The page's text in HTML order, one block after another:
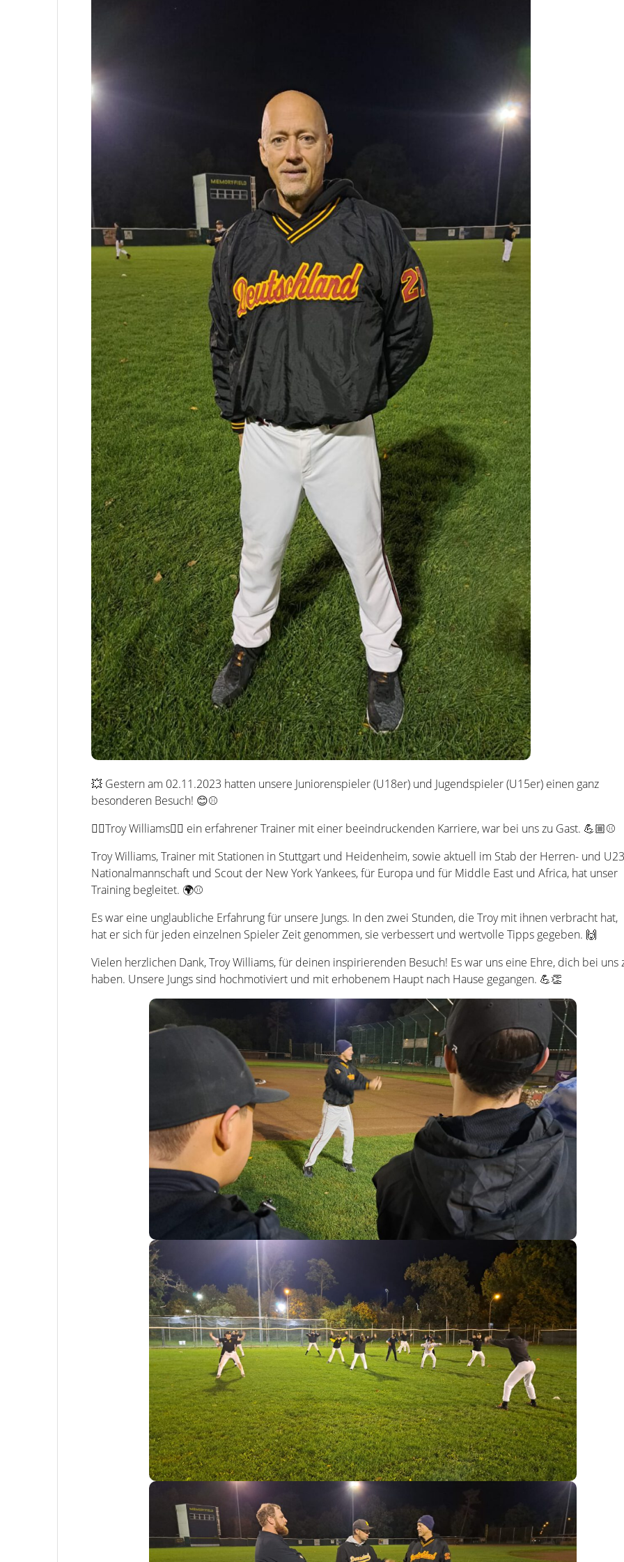
💥 Gestern am 02.11.2023 hatten unsere Juniorenspieler (U18er) und Jugendspieler (U15er) einen ganz
besonderen Besuch! 😊⚾
👉🏼Troy Williams👈🏼 ein erfahrener Trainer mit einer beeindruckenden Karriere, war bei uns zu Gast. 💪🏼⚾
Troy Williams, Trainer mit Stationen in Stuttgart und Heidenheim, sowie aktuell im Stab der Herren- und
Nationalmannschaft und Scout der New York Yankees, für Europa und für Middle East und Africa, hat unser
Training begleitet. 🌍⚾
Es war eine unglaubliche Erfahrung für unsere Jungs. In den zwei Stunden, die Troy mit ihnen verbracht hat,
hat er sich für jeden einzelnen Spieler Zeit genommen, sie verbessert und wertvolle Tipps gegeben. 🙌
Vielen herzlichen Dank, Troy Williams, für deinen inspirierenden Besuch! Es war uns eine Ehre, dich bei uns
haben. Unsere Jungs sind hochmotiviert und mit erhobenem Haupt nach Hause gegangen. 💪👏